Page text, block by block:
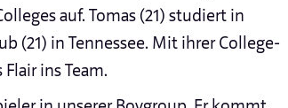
auf. Tomas (21) studiert in
(21) in Tennessee. Mit ihrer College-
ins Team.